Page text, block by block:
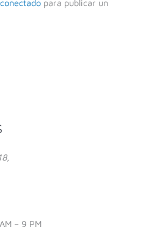
conectadopara publicar un
– 9 PM